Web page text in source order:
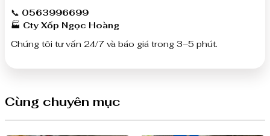
📞 0563996699
🏭 Cty Xốp Ngọc Hoàng
Chúng tôi tư vấn 24/7 và báo giá trong 3–5 phút.
Cùng chuyên mục